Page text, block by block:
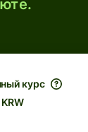
курс